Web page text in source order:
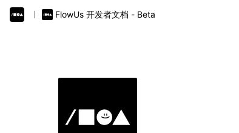
FlowUs 开发者文档 - Beta